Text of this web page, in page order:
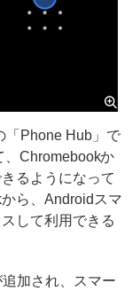
Phone Hub」で
、Chromebookか
るようになって
ら、Androidスマ
して利用できる
加され、スマー